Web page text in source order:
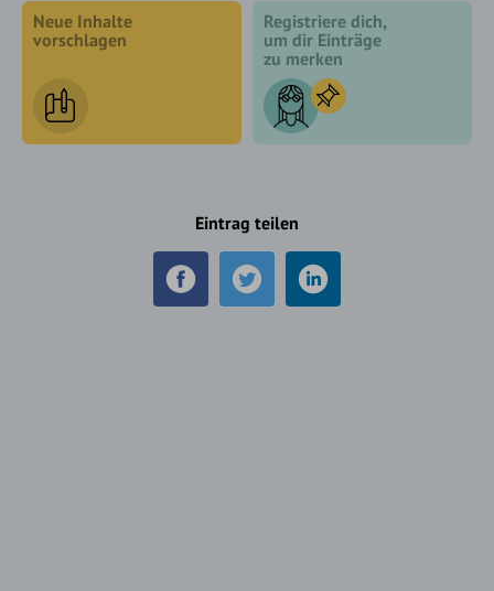
Neue Inhalte
vorschlagen
Registriere dich,
um dir Einträge
zu merken
Eintrag teilen